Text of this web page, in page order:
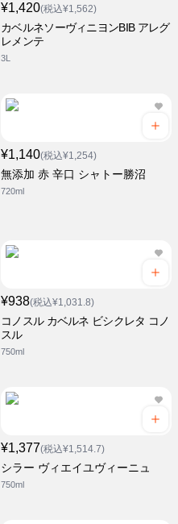
¥1,420(税込¥1,562)
カベルネソーヴィニヨンBIB アレグ
レメンテ
3L
¥1,140(税込¥1,254)
無添加 赤 辛口 シャトー勝沼
720ml
¥938(税込¥1,031.8)
コノスル カベルネ ビシクレタ コノ
スル
750ml
¥1,377(税込¥1,514.7)
シラー ヴィエイユヴィーニュ
750ml